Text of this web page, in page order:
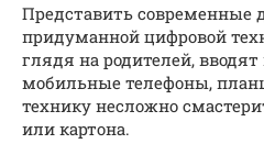
Представить современные
придуманной цифровой
глядя на родителей, вводят
мобильные телефоны,
технику несложно
или картона.